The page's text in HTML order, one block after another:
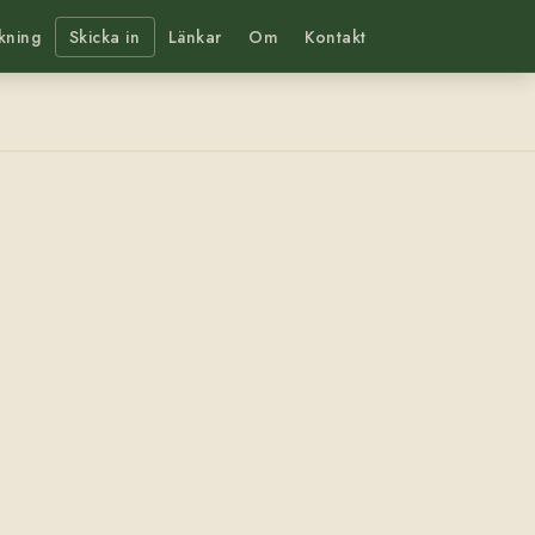
Skicka in Länkar Om Kontakt